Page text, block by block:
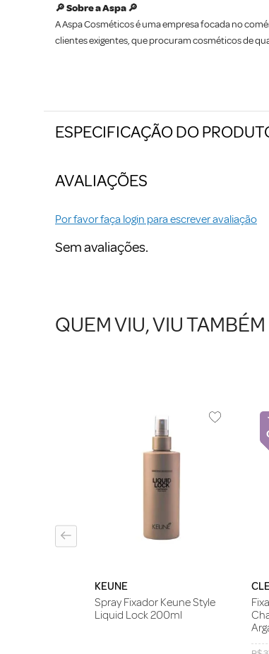
🔎 Sobre a Aspa 🔎
A Aspa Cosméticos é uma empresa focada no
clientes exigentes, que procuram cosméticos de
ESPECIFICAÇÃO DO
AVALIAÇÕES
Por favor faça login para escrever avaliação
Sem avaliações.
QUEM VIU, VIU TAMBÉM
KEUNE
Spray Fixador Keune Style
Liquid Lock 200ml